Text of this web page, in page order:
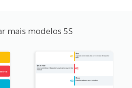
mais modelos 5S